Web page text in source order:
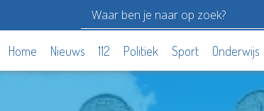
Home Nieuws 112 Politiek Sport Onderwijs